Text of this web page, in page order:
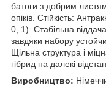
батоги з добрим
опіків. Стійкість:
0, 1). Стабільна
завдяки набору
Щільна структура і
гібрид на далекі
Виробництво: